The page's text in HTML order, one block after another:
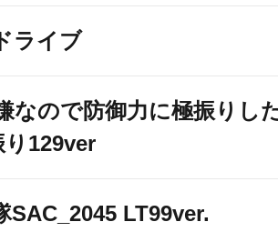
２台開放
ライブ
なので防御力に極振りし
り129ver
SAC_2045 LT99ver.